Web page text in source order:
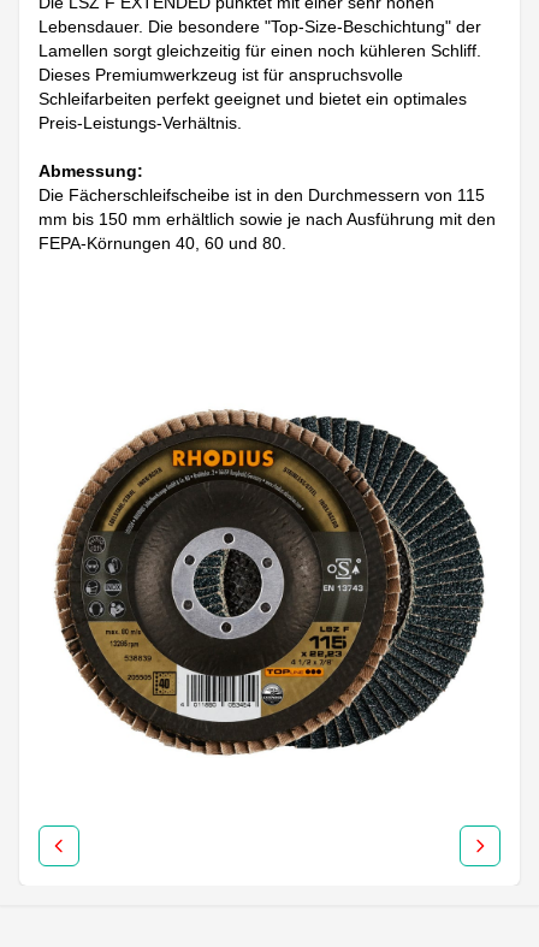
Lebensdauer. Die besondere "Top-Size-Beschichtung" der
Lamellen sorgt gleichzeitig für einen noch kühleren Schliff.
Dieses Premiumwerkzeug ist für anspruchsvolle
Schleifarbeiten perfekt geeignet und bietet ein optimales
Preis-Leistungs-Verhältnis.
Abmessung:
Die Fächerschleifscheibe ist in den Durchmessern von 115
mm bis 150 mm erhältlich sowie je nach Ausführung mit den
FEPA-Körnungen 40, 60 und 80.